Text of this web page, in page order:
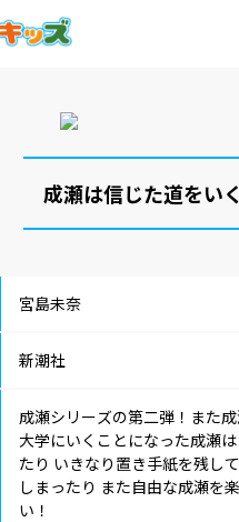
成瀬は信じた道をいく
宮島未奈
新潮社
成瀬シリーズの第二弾！また
大学にいくことになった成瀬
たり いきなり置き手紙を残し
しまったり また自由な成瀬を
い！